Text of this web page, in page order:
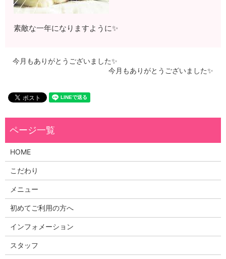
素敵な一年になりますように✨
今月もありがとうございました✨
今月もありがとうございました✨
HOME
こだわり
メニュー
初めてご利用の方へ
インフォメーション
スタッフ